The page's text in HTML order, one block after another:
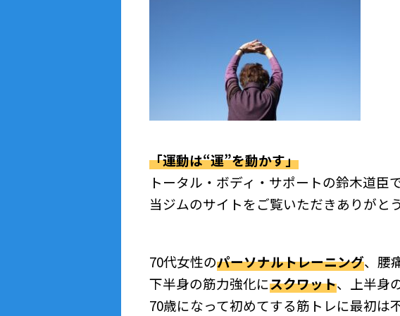
「運動は“運”を動かす」
トータル・ボディ・サポートの鈴木道臣で
当ジムのサイトをご覧いただきありがと
70代女性のパーソナルトレーニング、腰
下半身の筋力強化にスクワット、上半身
70歳になって初めてする筋トレに最初は